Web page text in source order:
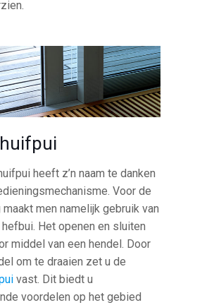
heeft z’n naam te danken
Voor de
maakt men namelijk gebruik van
Het openen en sluiten
middel van een hendel. Door
om te draaien zet u de
vast. Dit biedt u
voordelen op het gebied